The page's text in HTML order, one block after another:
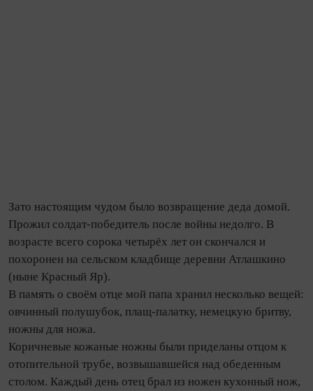
Зато настоящим чудом было возвращение деда домой.
Прожил солдат‑победитель после войны недолго. В
возрасте всего сорока четырёх лет он скончался и
похоронен на сельском кладбище деревни Атлашкино
(ныне Красный Яр).
В память о своём отце мой папа хранил несколько вещей:
овчинный полушубок, плащ‑палатку, немецкую бритву,
ножны для ножа.
Коричневые кожаные ножны были приделаны отцом к
отопительной трубе, возвышавшейся над обеденным
столом. Каждый день отец брал из ножен кухонный нож,